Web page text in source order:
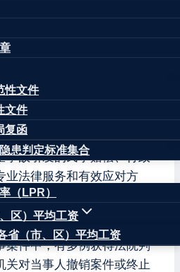
性文件
文件
复函
患判定标准集合
（LPR）
区）平均工资
省（市、区）平均工资
师，北京华让律师事务所
委员会主任，曾任江苏省
务员、原《中国安全生产
生产监督管理、生产安全事
产行政执法等工作，王康律
故调查处理程序和存在的问
事故引发的民事赔偿、行政
业法律服务和有效应对方
嫌失火罪、重大责任事故
案件中，有多例获得法院判
关对当事人撤销案件或终止